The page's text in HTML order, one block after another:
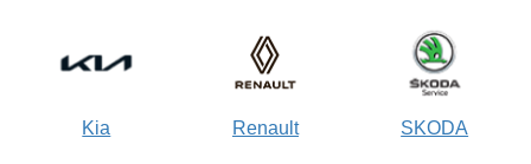
Kia Renault SKODA